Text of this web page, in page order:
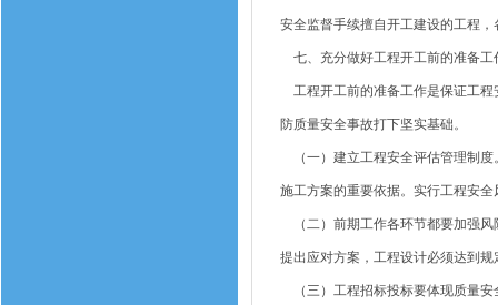
安全监督手续擅自开工建设的工程
七、充分做好工程开工前的准备工
工程开工前的准备工作是保证工程
防质量安全事故打下坚实基础。
（一）建立工程安全评估管理制度
施工方案的重要依据。实行工程安
（二）前期工作各环节都要加强风
提出应对方案，工程设计必须达到
（三）工程招标投标要体现质量安